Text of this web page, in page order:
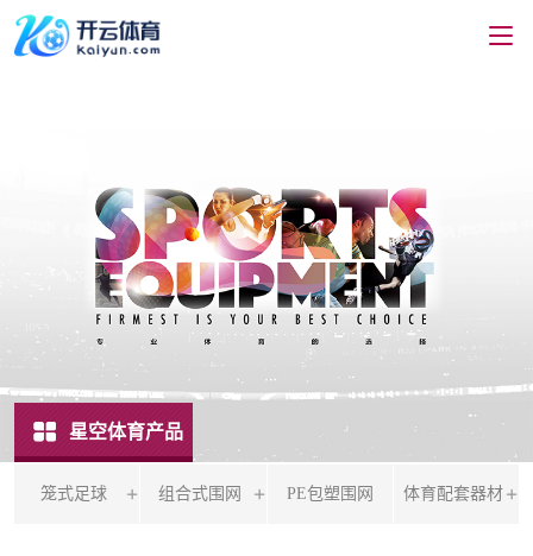
星空体育产品
笼式足球 组合式围网 PE包塑围网 体育配套器材